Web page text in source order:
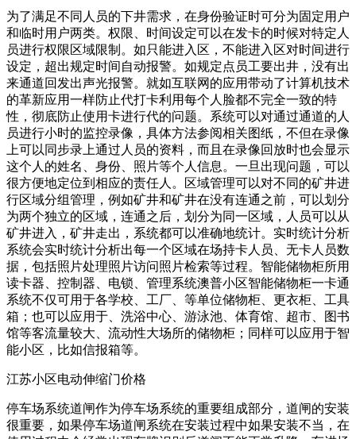
为了满足不同人员的下井需求，在身份验证时可分为固定用户
和临时用户两类。权限、时间设定可以在发卡的时候对特定人
员进行权限区域限制。如只能进入区，不能进入区对时间进行
设定，超出规定时间自动报警。如规定点员工要出井，没有出
来通道回发出声光报警。就如互联网的应用带动了计算机技术
的革新应用一样防止代打卡利用每个人脸都不完全一致的特
性，彻底防止使用卡进行代的问题。系统可以对通过通道的人
员进行小时的监控录像，具体方法参阅相关图纸，不但在录像
上可以同步录上通过人员的资料，而且在录像回放时也会显示
这个人的姓名、身份、照片等个人信息。一旦出现问题，可以
很方便地定位到相应的责任人。区域管理可以对不同的矿井进
行区域分组管理，例如矿井和矿井在没有连通之前，可以划分
为两个独立的区域，连通之后，划分为同一区域，人员可以从
矿井进入，矿井走出，系统都可以准确地统计。实时统计分析
系统会实时统计分析出每一个区域在场持卡人员、无卡人员数
据，包括照片处理照片访问照片检索等过程。智能储物柜所用
读卡器、控制器、电锁、管理系统澳普小区智能储物柜一卡通
系统不仅可用于各学校、工厂、等单位储物柜、更衣柜、工具
箱；也可以应用于、洗浴中心、游泳池、体育馆、超市、图书
馆等客流量较大、流动性大场所的储物柜；同样可以应用于智
能小区，比如信报箱等。
江苏小区电动伸缩门价格
停车场系统道闸作为停车场系统的重要组成部分，道闸的安装
很重要，如果停车场道闸系统在安装过程中如果安装不当，在